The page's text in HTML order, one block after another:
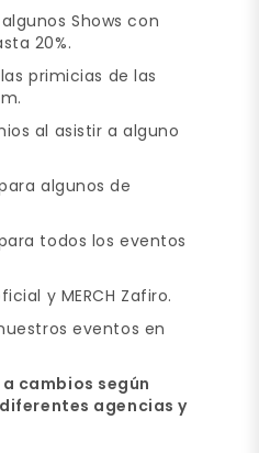
Shows con
20%.
primicias de las
al asistir a alguno
algunos de
todos los eventos
y MERCH Zafiro.
eventos en
a cambios según
agencias y